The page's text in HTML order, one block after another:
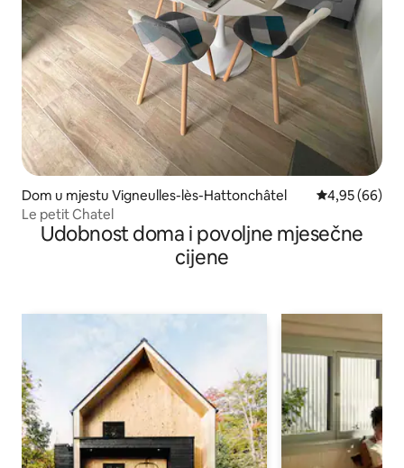
Dom u mjestu Vigneulles-lès-Hattonchâtel Prosječna
4,95 (66)
Le petit Chatel
Udobnost doma i povoljne mjesečne
cijene